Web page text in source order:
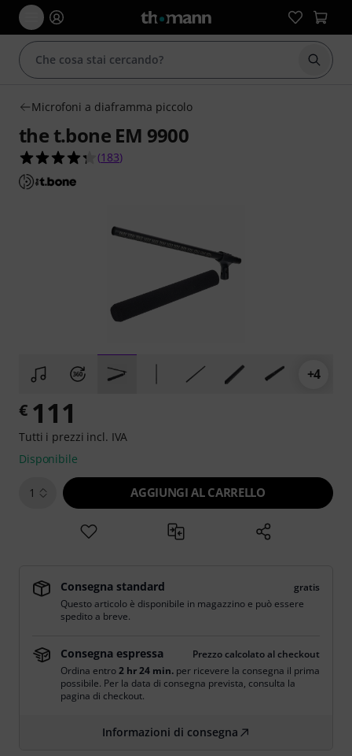
Microfoni a diaframma piccolo
the t.bone EM 9900
4.3 su 5 stelle su 183 valutazioni dei clienti
(183)
+4
€ 111
Tutti i prezzi incl. IVA
Disponibile
1 AGGIUNGI AL CARRELLO
Consegna standard
gratis
Questo articolo è disponibile in magazzino e può essere
spedito a breve.
Consegna espressa
Prezzo calcolato al checkout
Ordina entro2 hr 24 min. per ricevere la consegna il prima
possibile. Per la data di consegna prevista, consulta la
pagina di checkout.
Informazioni di consegna